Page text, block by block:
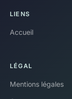
LIENS
Accueil
LÉGAL
Mentions légales